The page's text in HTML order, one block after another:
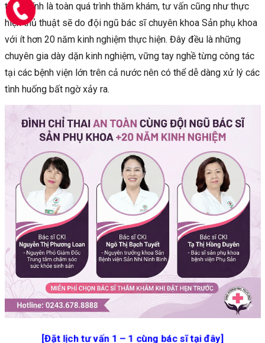
tâm chính là toàn quá trình thăm khám, tư vấn cũng như thực
hiện thủ thuật sẽ do đội ngũ bác sĩ chuyên khoa Sản phụ khoa
với ít hơn 20 năm kinh nghiệm thực hiện. Đây đều là những
chuyên gia dày dặn kinh nghiệm, vững tay nghề từng công tác
tại các bệnh viện lớn trên cả nước nên có thể dễ dàng xử lý các
tình huống bất ngờ xảy ra.
[Đặt lịch tư vấn 1 – 1 cùng bác sĩ tại đây]